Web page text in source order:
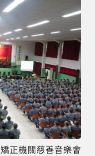
正機關慈善音樂會